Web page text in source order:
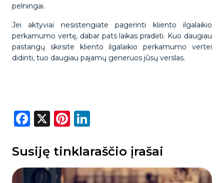
pelningai.
Jei aktyviai nesistengiate pagerinti kliento ilgalaikio
perkamumo vertę, dabar pats laikas pradėti. Kuo daugiau
pastangų skirsite kliento ilgalaikio perkamumo vertei
didinti, tuo daugiau pajamų generuos jūsų verslas.
Facebook
X Pinterest
Susiję tinklaraščio įrašai